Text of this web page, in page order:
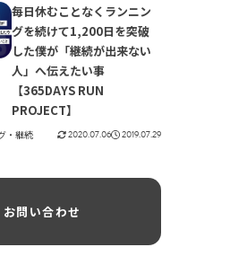
毎日休むことなくランニン
グを続けて1,200日を突破
した僕が「継続が出来ない
人」へ伝えたい事
【365DAYS RUN
PROJECT】
継続 2020.07.06 2019.07.29
お問い合わせ